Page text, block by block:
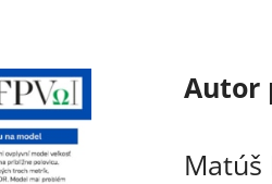
Autor
Matúš